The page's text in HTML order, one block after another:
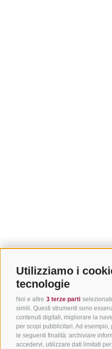
Utilizziamo i
tecnologie
Noi e altre 3 terze parti
simili. Questi strumenti sono
contenuti digitali, migliorare la
per scopi pubblicitari. Ad
le seguenti finalità: archiviare
accedervi, utilizzare dati limitati